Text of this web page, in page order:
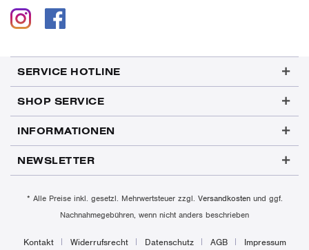
SERVICE HOTLINE
SHOP SERVICE
INFORMATIONEN
NEWSLETTER
* Alle Preise inkl. gesetzl. Mehrwertsteuer zzgl. Versandkostenund ggf.
Nachnahmegebühren, wenn nicht anders beschrieben
Kontakt Widerrufsrecht Datenschutz AGB Impressum